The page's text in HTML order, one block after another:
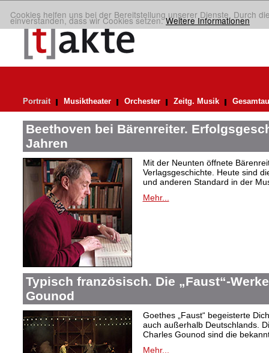
Cookies helfen uns bei der Bereitstellung unserer Dienste. Durch
einverstanden, dass wir Cookies setzen.Weitere Informationen
Portrait Musiktheater Orchester Zeitg. Musik
Beethoven bei Bärenreiter.
Jahren
Mit der Neunten öffnete
Verlagsgeschichte. Heute sind
und anderen Standard in der
Mehr...
Typisch französisch. Die „Faust“-
Gounod
Goethes „Faust“ begeisterte
auch außerhalb Deutschlands.
Charles Gounod sind die
Mehr...